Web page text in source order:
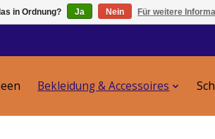
Bekleidung & Accessoires
in Ordnung? Ja Nein Für weitere